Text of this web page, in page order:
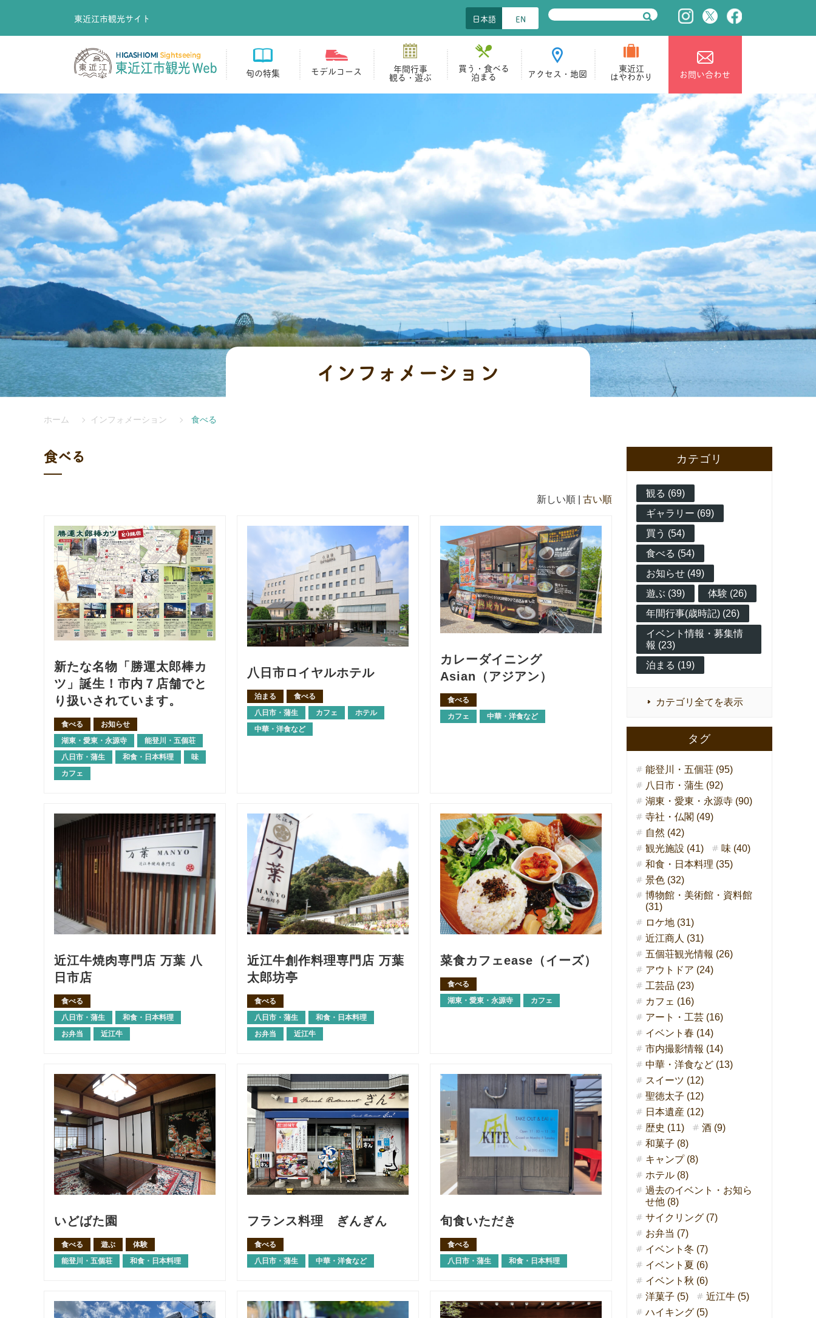
東近江市観光サイト 日本語 EN
旬の特集 モデルコース 年間行事
観る・遊ぶ
買う・食べる
泊まる アクセス・地図 東近江
はやわかり お問い合わせ
インフォメーション
ホーム インフォメーション 食べる
食べる
新しい順 | 古い順
新たな名物「勝運太郎棒カ
ツ」誕生！市内７店舗でと
り扱いされています。
食べる
お知らせ
湖東・愛東・永源寺
能登川・五個荘
八日市・蒲生
和食・日本料理
味
カフェ
八日市ロイヤルホテル
泊まる
食べる
八日市・蒲生
カフェ
ホテル
中華・洋食など
カレーダイニング
Asian（アジアン）
食べる
カフェ
中華・洋食など
近江牛焼肉専門店 万葉 八
日市店
食べる
八日市・蒲生
和食・日本料理
お弁当
近江牛
近江牛創作料理専門店 万葉
太郎坊亭
食べる
八日市・蒲生
和食・日本料理
お弁当
近江牛
菜食カフェease（イーズ）
食べる
湖東・愛東・永源寺
カフェ
いどばた園
食べる 遊ぶ
体験
能登川・五個荘
和食・日本料理
フランス料理 ぎんぎん
食べる
八日市・蒲生
中華・洋食など
旬食いただき
食べる
八日市・蒲生
和食・日本料理
カテゴリ
観る (69)
ギャラリー (69)
買う (54)
食べる (54)
お知らせ (49)
遊ぶ (39)
体験 (26)
年間行事(歳時記) (26)
イベント情報・募集情
報 (23)
泊まる (19)
カテゴリ全てを表示
タグ
能登川・五個荘 (95)
八日市・蒲生 (92)
湖東・愛東・永源寺 (90)
寺社・仏閣 (49)
自然 (42)
観光施設 (41)
味 (40)
和食・日本料理 (35)
景色 (32)
博物館・美術館・資料館
(31)
ロケ地 (31)
近江商人 (31)
五個荘観光情報 (26)
アウトドア (24)
工芸品 (23)
カフェ (16)
アート・工芸 (16)
イベント春 (14)
市内撮影情報 (14)
中華・洋食など (13)
スイーツ (12)
聖徳太子 (12)
日本遺産 (12)
歴史 (11)
酒 (9)
和菓子 (8)
キャンプ (8)
ホテル (8)
過去のイベント・お知ら
せ他 (8)
サイクリング (7)
お弁当 (7)
イベント冬 (7)
イベント夏 (6)
イベント秋 (6)
洋菓子 (5)
近江牛 (5)
ハイキング (5)